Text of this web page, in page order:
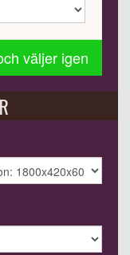
väljer igen